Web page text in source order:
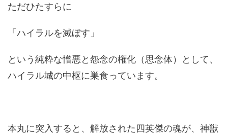
ただひたすらに
「ハイラルを滅ぼす」
という純粋な憎悪と怨念の権化（思念体）として、
ハイラル城の中枢に巣食っています。
本丸に突入すると、解放された四英傑の魂が、神獣